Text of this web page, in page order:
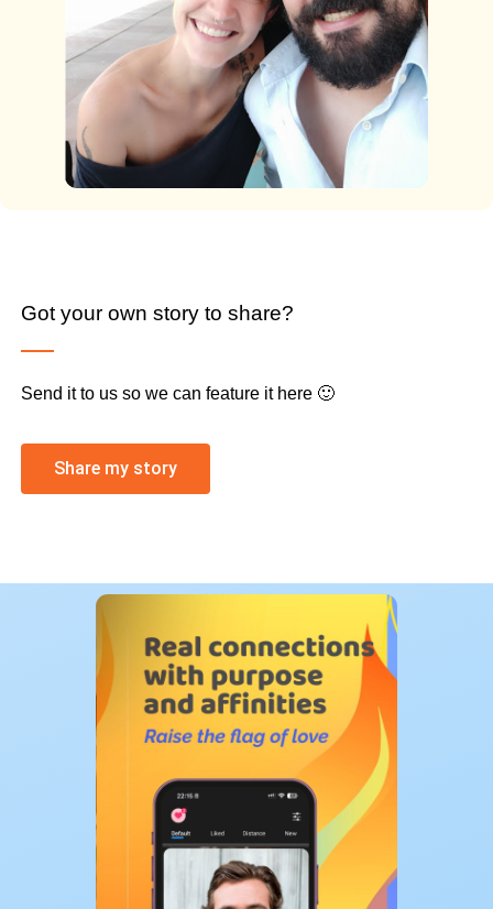
Got your own story to share?
Send it to us so we can feature it here 🙂
Share my story